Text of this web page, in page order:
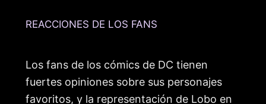
REACCIONES DE LOS FANS
Los fans de los cómics de DC tienen
fuertes opiniones sobre sus personajes
favoritos, y la representación de Lobo en